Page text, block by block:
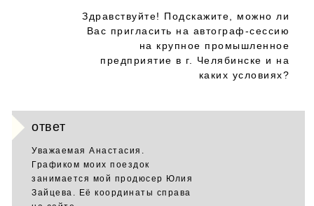
Здравствуйте! Подскажите, можно ли
Вас пригласить на автограф-сессию
на крупное промышленное
предприятие в г. Челябинске и на
каких условиях?
ответ
Уважаемая Анастасия.
Графиком моих поездок
занимается мой продюсер Юлия
Зайцева. Её координаты справа